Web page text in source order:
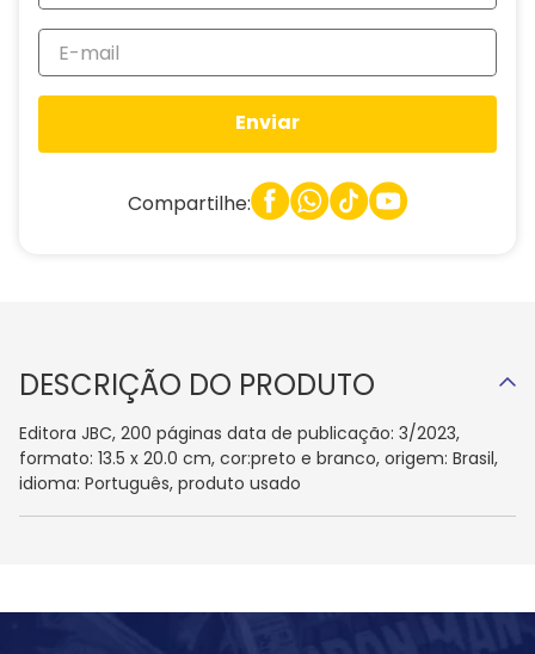
Enviar
Compartilhe:
DESCRIÇÃO DO PRODUTO
Editora JBC, 200 páginas data de publicação: 3/2023,
formato: 13.5 x 20.0 cm, cor:preto e branco, origem: Brasil,
idioma: Português, produto usado